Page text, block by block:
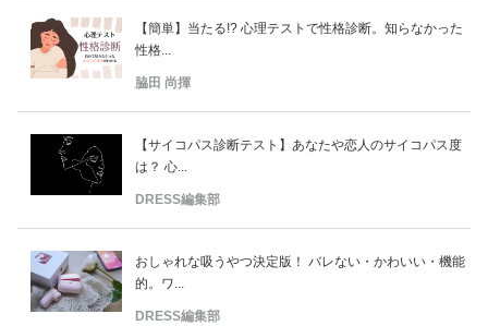
【簡単】当たる!? 心理テストで性格診断。知らなかった
性格...
脇田 尚揮
【サイコパス診断テスト】あなたや恋人のサイコパス度
は？ 心...
DRESS編集部
おしゃれな吸うやつ決定版！ バレない・かわいい・機能
的。ワ...
DRESS編集部